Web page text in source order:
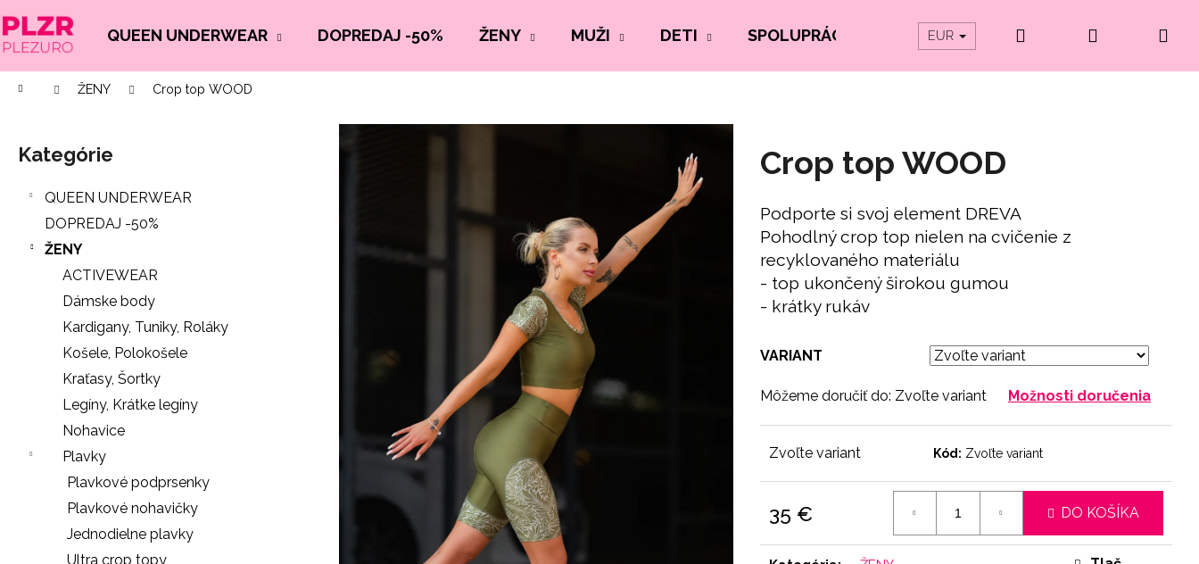
na
obsah
QUEEN UNDERWEAR DOPREDAJ -50% ŽENY MUŽI DETI SPOLUPRÁCE PRODUKTY Z ORGANICKEJ BAVLNY
EUR Prihlásenie
DomovŽENY Crop top WOOD
Preskočiť
kategórie
Kategórie
QUEEN UNDERWEAR
DOPREDAJ -50%
ŽENY
ACTIVEWEAR
Dámske body
Kardigany, Tuniky, Roláky
Košele, Polokošele
Kraťasy, Šortky
Legíny, Krátke legíny
Nohavice
Plavky
Plavkové podprsenky
Plavkové nohavičky
Jednodielne plavky
Ultra crop topy
Crop top WOOD
Podporte si svoj element DREVA
Pohodlný crop top nielen na cvičenie z
recyklovaného materiálu
- top ukončený širokou gumou
- krátky rukáv
VARIANT
Môžeme doručiť do: Zvoľte variant Možnosti doručenia
Zvoľte variant Kód: Zvoľte variant
35 € DO KOŠÍKA
K
o
š
Späť
do
obchodu
Späť
do
obchodu
Č
p
e
á